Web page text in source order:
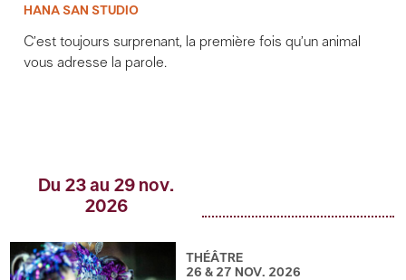
HANA SAN STUDIO
C’est toujours surprenant, la première fois qu’un animal
vous adresse la parole.
Du 23 au 29 nov.
2026
THÉÂTRE
26 & 27 NOV. 2026